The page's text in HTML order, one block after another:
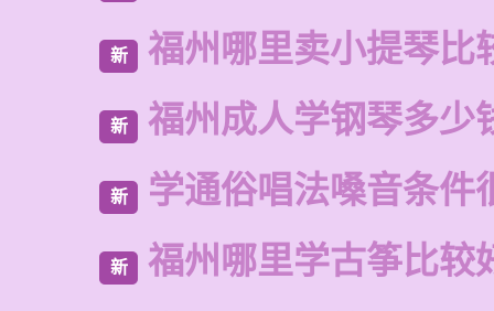
新 福州哪里卖小提琴比
新 福州成人学钢琴多少
新 学通俗唱法嗓音条件
新 福州哪里学古筝比较